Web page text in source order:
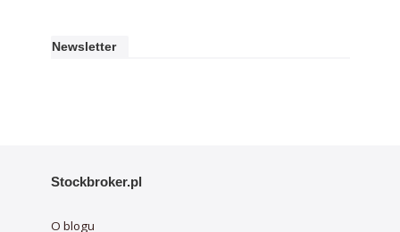
Newsletter
Stockbroker.pl
O blogu